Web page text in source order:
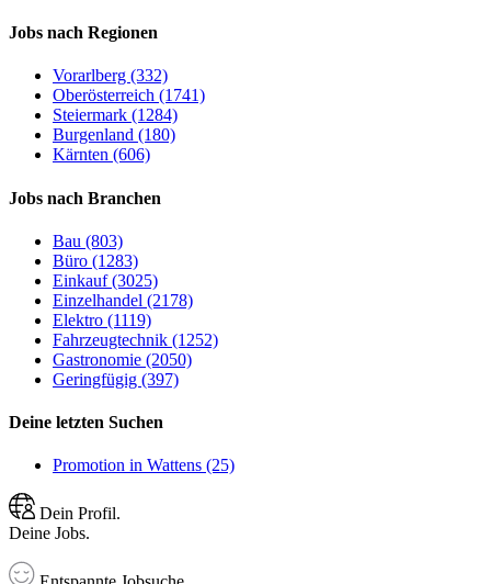
Jobs nach Regionen
Vorarlberg (332)
Oberösterreich (1741)
Steiermark (1284)
Burgenland (180)
Kärnten (606)
Jobs nach Branchen
Bau (803)
Büro (1283)
Einkauf (3025)
Einzelhandel (2178)
Elektro (1119)
Fahrzeugtechnik (1252)
Gastronomie (2050)
Geringfügig (397)
Deine letzten Suchen
Promotion in Wattens (25)
Dein Profil.
Deine Jobs.